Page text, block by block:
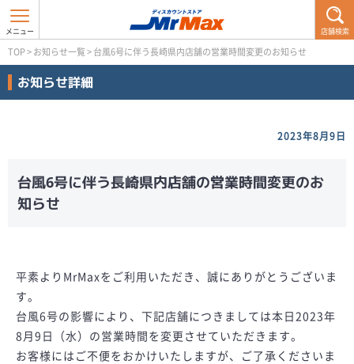
店舗検索
TOP>お知らせ一覧>台風6号に伴う長崎県内店舗の営業時間変更のお知らせ
お知らせ詳細
2023年8月9日
台風6号に伴う長崎県内店舗の営業時間変更のお
知らせ
平素よりMrMaxをご利用いただき、誠にありがとうございま
す。
台風6号の影響により、下記店舗につきましては本日2023年
8月9日（水）の営業時間を変更させていただきます。
お客様にはご不便をおかけいたしますが、ご了承くださいま